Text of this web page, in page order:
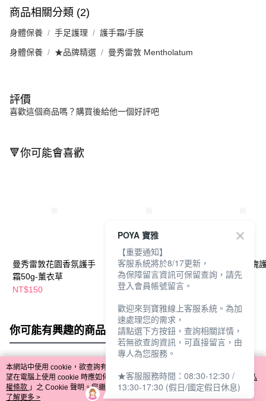
商品相關分類 (2)
身體保養 手足護理 護手霜/手膜
身體保養 ★品牌精選 曼秀雷敦 Mentholatum
評價
喜歡這個商品嗎？購買後給他一個好評吧
🔻你可能會喜歡
曼秀雷敦花園香氛護手
霜50g-薰衣草
NT$150
曼秀雷敦花園香氛護手
霜50g-茉莉
NT$150
小甘菊野生玫瑰
75ml
你可能有興趣的商品 全站排行
熱門標籤
本網站中使用 cookie，欲查詢有關本網站使用 cookie 方式之詳情，及若您不希
望在電腦上使用 cookie 時應如何變更電腦的 cookie 設定，請參閱本網站「
隱私
權條款 」之 Cookie 聲明。您繼續使用本網站即表示您同意本公司得按本網站使
用條款之 Cookie 聲明使用 cookie。
了解更多 >
POYA 寶雅
【重要通知】
客服系統將於8/17更新，
為保障留言資訊可保留查詢，請先
登入會員帳號留言。
歡迎來到寶雅線上客服系統。為加
速處理您的需求，
請點選下方按鈕，查詢相關詳情，
若無欲查詢資訊，可直接留言，由
專人為您服務。
★客服服務時間：08:30-12:30 /
13:30-17:30 (假日/國定假日休息)